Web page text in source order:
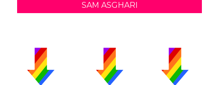
SAM ASGHARI